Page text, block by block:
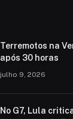
Terremotos na
após 30 horas
julho 9, 2026
No G7, Lula